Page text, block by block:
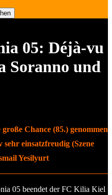
05: Déjà-vu
Soranno und
Chance (85.) genommen
einsatzfreudig (Szene
Yesilyurt
05 beendet der FC Kilia Kiel